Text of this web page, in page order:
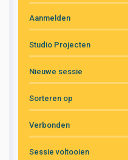
Aanmelden
Studio Projecten
Nieuwe sessie
Sorteren op
Verbonden
Sessie voltooien